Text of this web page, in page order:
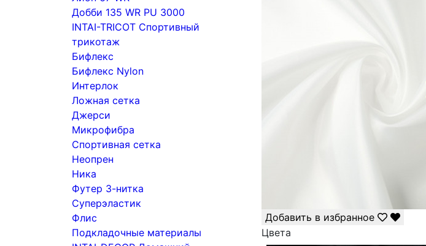
Добби 135 WR PU 3000
INTAI-TRICOT Спортивный
трикотаж
Бифлекс
Бифлекс Nylon
Интерлок
Ложная сетка
Джерси
Микрофибра
Спортивная сетка
Неопрен
Ника
Футер 3-нитка
Суперэластик
Флис
Подкладочные материалы
Добавить в избранное
Цвета